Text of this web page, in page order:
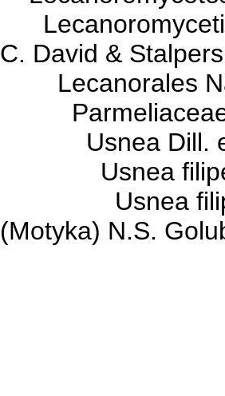
C. David &
Lecanorales
Parmeliaceae
Usnea Dill.
Usnea
Usnea
(Motyka) N.S.